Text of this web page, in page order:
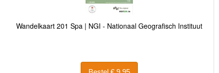
Wandelkaart 201 Spa | NGI - Nationaal Geografisch Instituut